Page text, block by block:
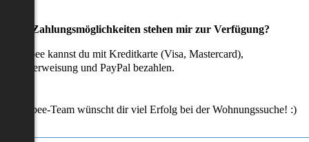
Zahlungsmöglichkeiten stehen mir zur Verfügung?
Flatbee kannst du mit Kreditkarte (Visa, Mastercard),
und PayPal bezahlen.
Flatbee-Team wünscht dir viel Erfolg bei der Wohnungssuche! :)